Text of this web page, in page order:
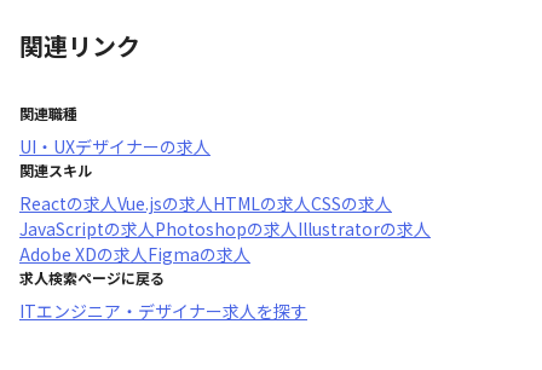
関連リンク
関連職種
UI・UXデザイナーの求人
関連スキル
Reactの求人Vue.jsの求人 HTMLの求人CSSの求人
JavaScriptの求人 Photoshopの求人 Illustratorの求人
Adobe XDの求人 Figmaの求人
求人検索ページに戻る
ITエンジニア・デザイナー求人を探す